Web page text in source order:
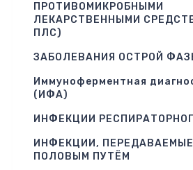
ПРОТИВОМИКРОБНЫМИ
ЛЕКАРСТВЕННЫМИ
ПЛС)
ЗАБОЛЕВАНИЯ ОСТРОЙ
Иммуноферментная
(ИФА)
ИНФЕКЦИИ
ИНФЕКЦИИ, ПЕРЕДАВАЕМЫЕ
ПОЛОВЫМ ПУТЁМ